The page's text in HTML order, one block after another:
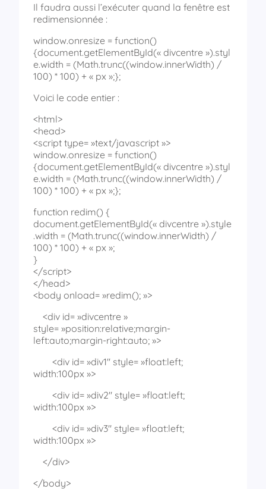
Il faudra aussi l’exécuter quand la fenêtre est
redimensionnée :
window.onresize = function()
{document.getElementById(« divcentre »).styl
e.width = (Math.trunc((window.innerWidth) /
100) * 100) + « px »;};
Voici le code entier :
<html>
<head>
<script type= »text/javascript »>
window.onresize = function()
{document.getElementById(« divcentre »).styl
e.width = (Math.trunc((window.innerWidth) /
100) * 100) + « px »;};
function redim() {
document.getElementById(« divcentre »).style
.width = (Math.trunc((window.innerWidth) /
100) * 100) + « px »;
}
</script>
</head>
<body onload= »redim(); »>
<div id= »divcentre »
style= »position:relative;margin-
left:auto;margin-right:auto; »>
<div id= »div1″ style= »float:left;
width:100px »>
<div id= »div2″ style= »float:left;
width:100px »>
<div id= »div3″ style= »float:left;
width:100px »>
</div>
</body>